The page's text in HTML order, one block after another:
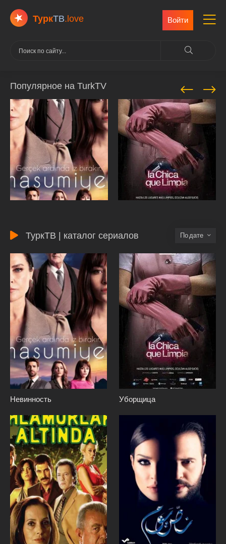
ТуркТВ.love Войти
Популярное на TurkTV
ТуркТВ | каталог сериалов дате
Невинность Уборщица